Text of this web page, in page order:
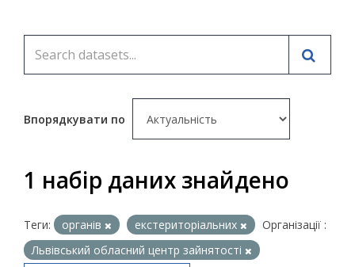
Впорядкувати по
1 набір даних знайдено
Теги: органів екстериторіальних
Організації :
Львівський обласний центр зайнятості